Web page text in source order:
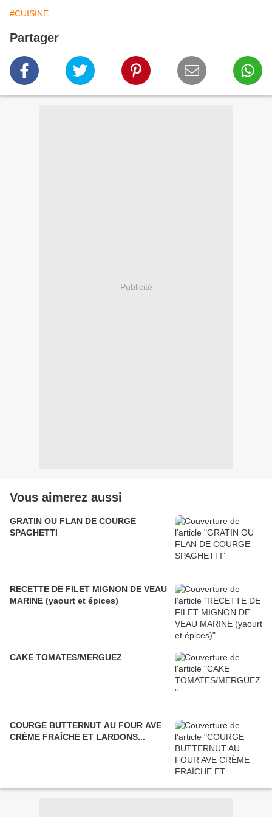
#CUISINE
Partager
Publicité
Vous aimerez aussi
GRATIN OU FLAN DE COURGE
SPAGHETTI
RECETTE DE FILET MIGNON DE VEAU
MARINE (yaourt et épices)
CAKE TOMATES/MERGUEZ
COURGE BUTTERNUT AU FOUR AVE
CRÈME FRAÎCHE ET LARDONS...